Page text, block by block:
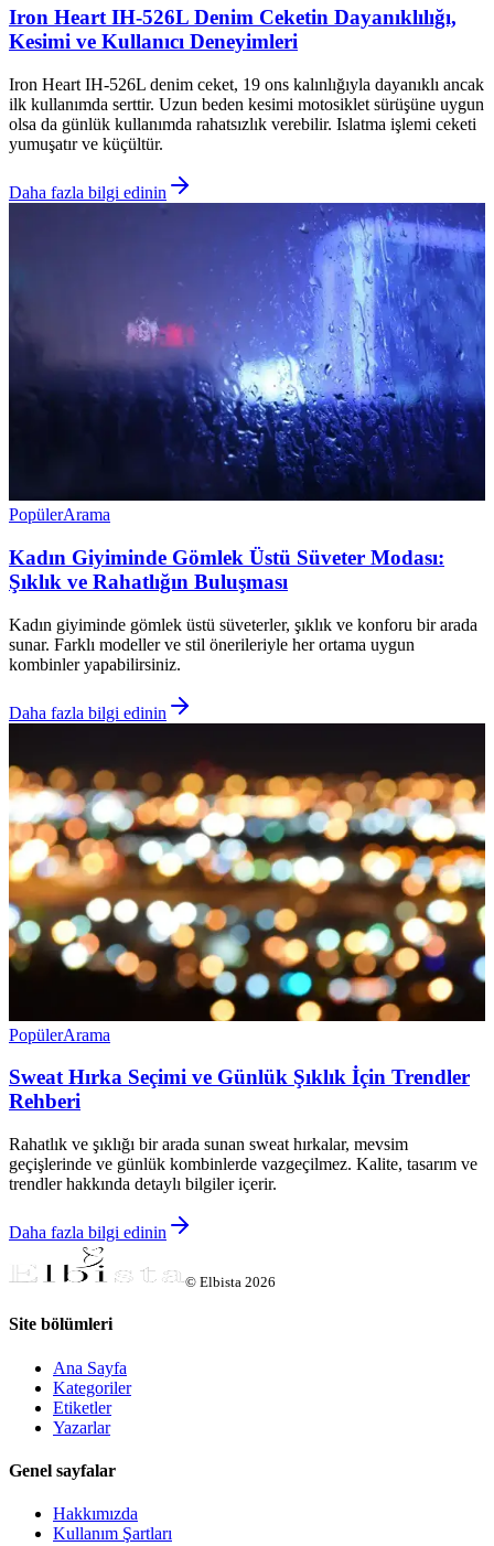
Iron Heart IH-526L Denim Ceketin Dayanıklılığı,
Kesimi ve Kullanıcı Deneyimleri
Iron Heart IH-526L denim ceket, 19 ons kalınlığıyla dayanıklı ancak
ilk kullanımda serttir. Uzun beden kesimi motosiklet sürüşüne uygun
olsa da günlük kullanımda rahatsızlık verebilir. Islatma işlemi ceketi
yumuşatır ve küçültür.
Daha fazla bilgi edinin
PopülerArama
Kadın Giyiminde Gömlek Üstü Süveter Modası:
Şıklık ve Rahatlığın Buluşması
Kadın giyiminde gömlek üstü süveterler, şıklık ve konforu bir arada
sunar. Farklı modeller ve stil önerileriyle her ortama uygun
kombinler yapabilirsiniz.
Daha fazla bilgi edinin
PopülerArama
Sweat Hırka Seçimi ve Günlük Şıklık İçin Trendler
Rehberi
Rahatlık ve şıklığı bir arada sunan sweat hırkalar, mevsim
geçişlerinde ve günlük kombinlerde vazgeçilmez. Kalite, tasarım ve
trendler hakkında detaylı bilgiler içerir.
Daha fazla bilgi edinin
© Elbista 2026
Site bölümleri
Ana Sayfa
Kategoriler
Etiketler
Yazarlar
Genel sayfalar
Hakkımızda
Kullanım Şartları